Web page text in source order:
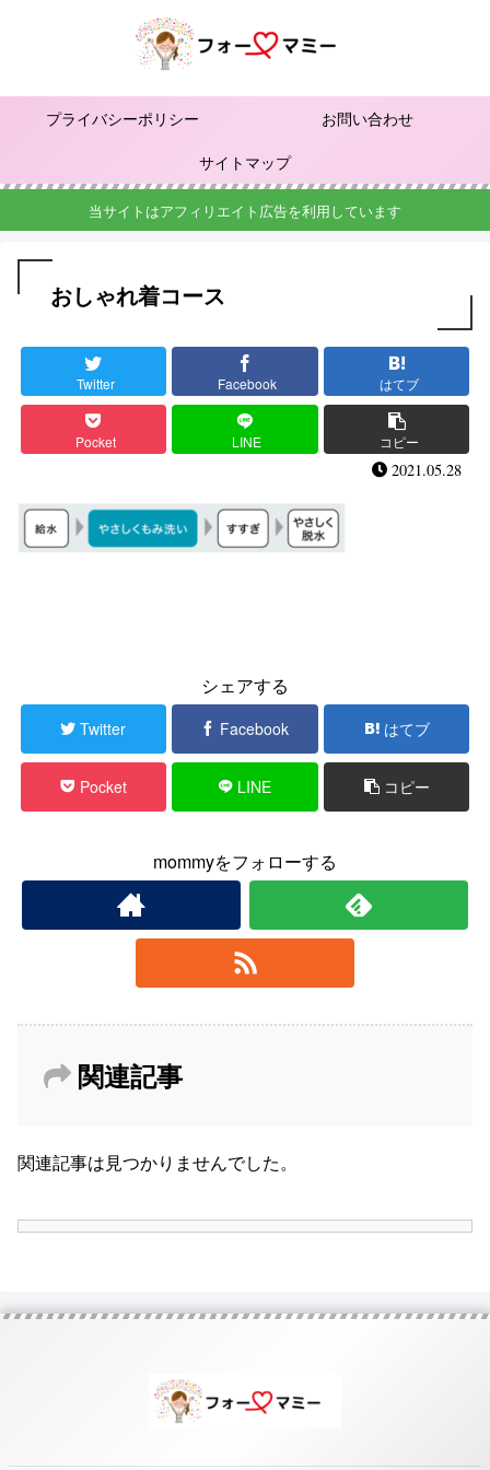
プライバシーポリシー
お問い合わせ
サイトマップ
当サイトはアフィリエイト広告を利用しています
おしゃれ着コース
Twitter Facebook はてブ
Pocket LINE コピー
2021.05.28
シェアする
Twitter Facebook はてブ
Pocket LINE コピー
mommyをフォローする
関連記事
関連記事は見つかりませんでした。